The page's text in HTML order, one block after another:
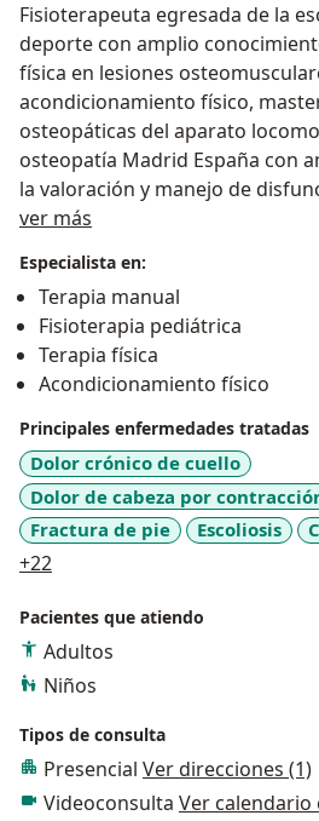
Fisioterapeuta egresada de la
deporte con amplio
física en lesiones
acondicionamiento físico,
osteopáticas del aparato
osteopatía Madrid España con
la valoración y manejo de
toda la columna vertebral y
disfunciones viscerales
digestivo.
ver más
Especialista en:
Terapia manual
Fisioterapia pediátrica
Terapia física
Acondicionamiento físico
Principales enfermedades tratadas
Dolor crónico de cuello
Dolor de cabeza por
Fractura de pie
Escoliosis
+22
Pacientes que atiendo
Adultos
Niños
Tipos de consulta
Presencial Ver direcciones (1)
Videoconsulta Ver calendario